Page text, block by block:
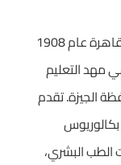
تأسست جامعة القاهرة عام 1908
مهد التعليم
الجيزة. تقدم
في عام 2026 برامج بكالوريوس
الطب البشري،